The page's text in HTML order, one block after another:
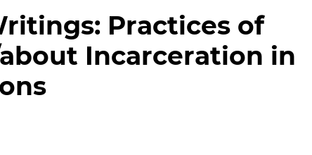
Practices of
Incarceration in